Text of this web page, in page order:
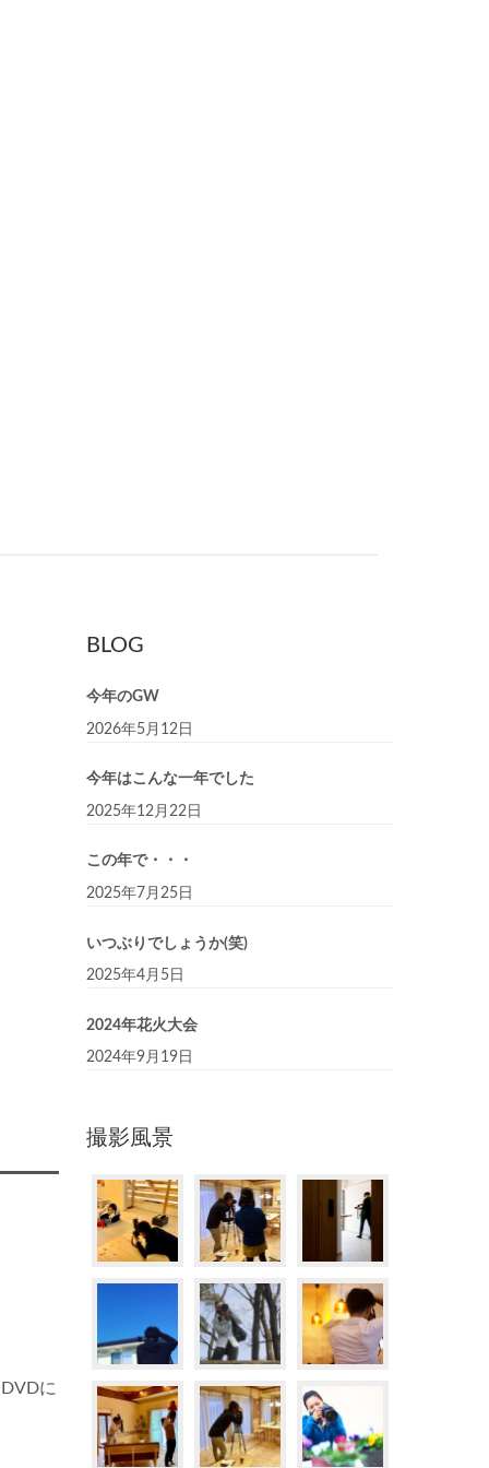
に
BLOG
今年のGW
2026年5月12日
今年はこんな一年でした
2025年12月22日
この年で・・・
2025年7月25日
いつぶりでしょうか(笑)
2025年4月5日
2024年花火大会
2024年9月19日
撮影風景